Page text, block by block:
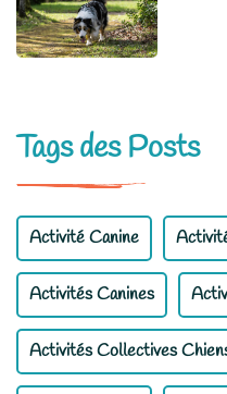
Tags des Posts
Activité Canine
Activités Canines
Activités Collectives